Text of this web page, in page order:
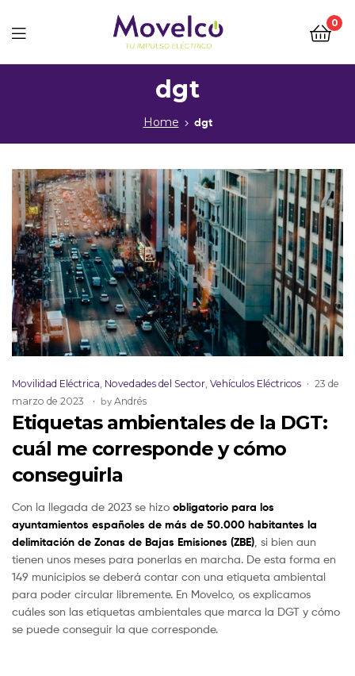
Movelco
0
dgt
Home dgt
Movilidad Eléctrica Novedades del Sector Vehículos Eléctricos
23 de
marzo de 2023
by Andrés
Etiquetas ambientales de la DGT:
cuál me corresponde y cómo
conseguirla
Con la llegada de 2023 se hizo obligatorio para los
ayuntamientos españoles de más de 50.000 habitantes la
delimitación de Zonas de Bajas Emisiones (ZBE) , si bien aun
tienen unos meses para ponerlas en marcha. De esta forma en
149 municipios se deberá contar con una etiqueta ambiental
para poder circular libremente. En Movelco, os explicamos
cuáles son las etiquetas ambientales que marca la DGT y cómo
se puede conseguir la que corresponde.